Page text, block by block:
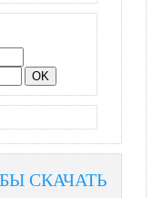
СКАЧАТЬ